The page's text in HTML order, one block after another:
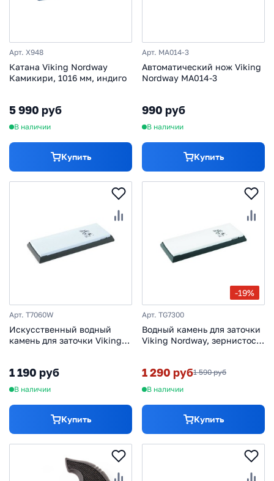
Арт. X948
Катана Viking Nordway
Камикири, 1016 мм, индиго
5 990 руб
В наличии
Купить
Арт. MA014-3
Автоматический нож Viking
Nordway MA014-3
990 руб
В наличии
Купить
Арт. T7060W
Искусственный водный
камень для заточки Viking
1 190 руб
В наличии
Купить
-19%
Арт. TG7300
Водный камень для заточки
Viking Nordway, зернистость
1 290 руб1 590 руб
В наличии
Купить